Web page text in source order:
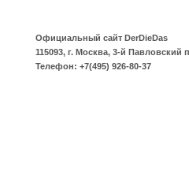
Официальный сайт DerDieDas
115093, г. Москва, 3-й Павловский
Телефон: +7(495) 926-80-37